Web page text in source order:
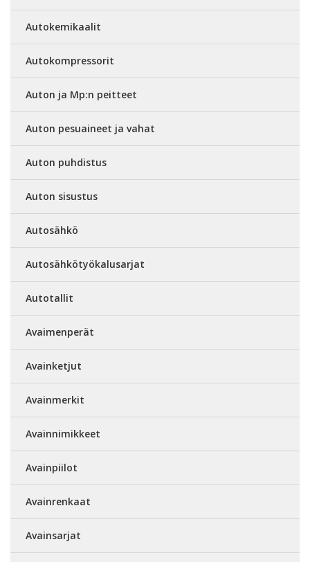
Autokemikaalit
Autokompressorit
Auton ja Mp:n peitteet
Auton pesuaineet ja vahat
Auton puhdistus
Auton sisustus
Autosähkö
Autosähkötyökalusarjat
Autotallit
Avaimenperät
Avainketjut
Avainmerkit
Avainnimikkeet
Avainpiilot
Avainrenkaat
Avainsarjat